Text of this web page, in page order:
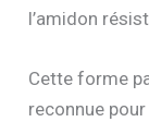
l’amidon
Cette forme
reconnue